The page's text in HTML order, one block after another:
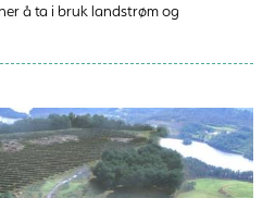
å ta i bruk landstrøm og